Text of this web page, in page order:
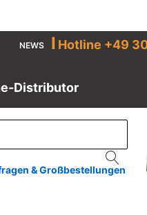
NEWS I Hotline +49
Distributor
& Großbestellungen